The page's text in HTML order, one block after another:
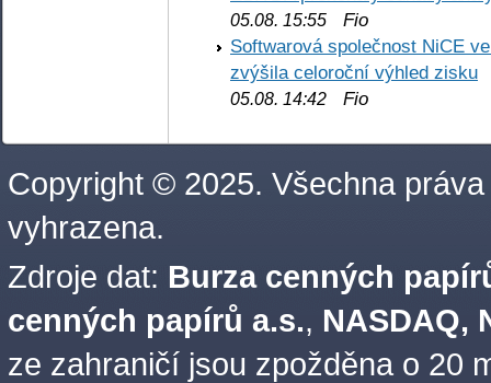
05.08. 15:55 Fio
Softwarová společnost NiCE
zvýšila celoroční výhled zisku
05.08. 14:42 Fio
Copyright © 2025. Všechna práva
vyhrazena.
Zdroje dat: Burza cenných
cenných papírů a.s., NASDAQ,
ze zahraničí jsou zpožděna o 20